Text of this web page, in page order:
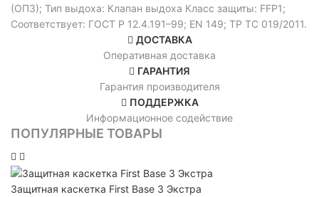
(ОПЗ); Тип выдоха: Клапан выдоха Класс защиты: FFP1;
Соответствует: ГОСТ Р 12.4.191–99; EN 149; ТР ТС 019/2011.
ДОСТАВКА
Оперативная доставка
ГАРАНТИЯ
Гарантия производителя
ПОДДЕРЖКА
Информационное содействие
ПОПУЛЯРНЫЕ ТОВАРЫ
Защитная каскетка First Base 3 Экстра